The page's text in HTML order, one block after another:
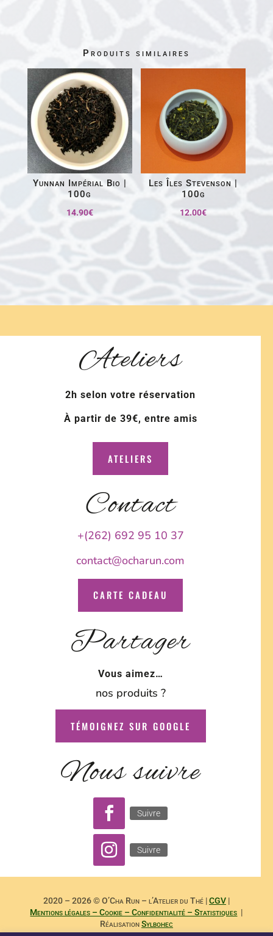
Produits similaires
Yunnan Impérial Bio |
100g
14.90€
Les Îles Stevenson |
100g
12.00€
Ateliers
2h selon votre réservation
À partir de 39€, entre amis
ATELIERS
Contact
+(262) 692 95 10 37
contact@ocharun.com
CARTE CADEAU
Partager
Vous aimez…
nos produits ?
TÉMOIGNEZ SUR GOOGLE
Nous suivre
Suivre
Suivre
2020 – 2026 © O’Cha Run – l’Atelier du Thé |CGV|
Mentions légales – Cookie – Confidentialité – Statistiques |
RéalisationSylbohec